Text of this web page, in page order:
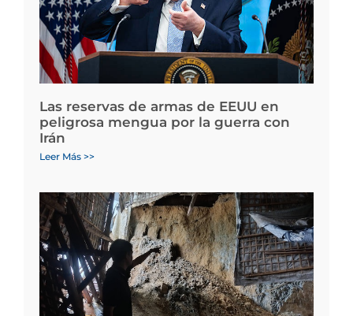
Las reservas de armas de EEUU en
peligrosa mengua por la guerra con
Irán
Leer Más >>